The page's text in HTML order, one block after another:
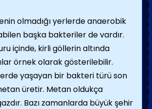
olmadığı yerlerde anaerobik
başka bakteriler de vardır.
içinde, kirli göllerin altında
örnek olarak gösterilebilir.
yaşayan bir bakteri türü son
üretir. Metan oldukça
Bazı zamanlarda büyük şehir